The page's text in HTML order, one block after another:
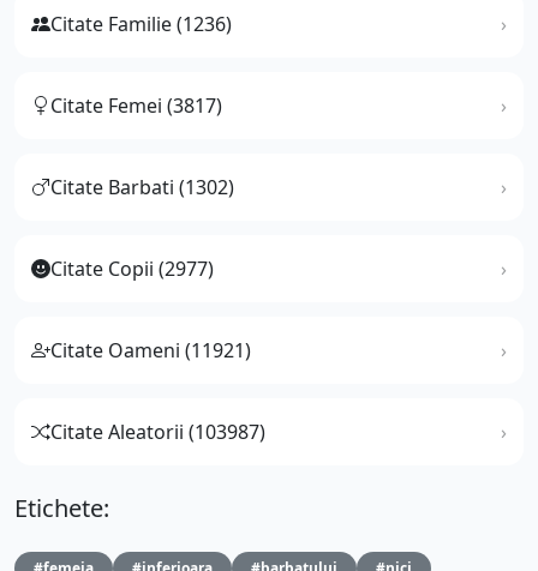
Citate Familie (1236)
Citate Femei (3817)
Citate Barbati (1302)
Citate Copii (2977)
Citate Oameni (11921)
Citate Aleatorii (103987)
Etichete: